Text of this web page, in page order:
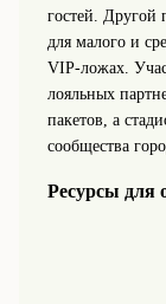
гостей. Другой
для малого и
VIP-ложах.
лояльных
пакетов, а
сообщества
Ресурсы для